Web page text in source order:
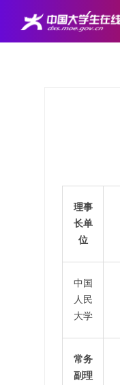
理事
长单
位
中国
人民
大学
常务
副理